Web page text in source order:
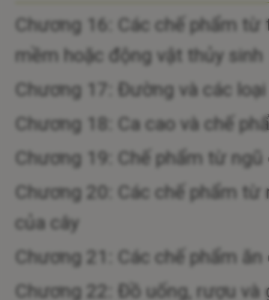
Chương 16: Các chế phẩm
mềm hoặc động vật thủy
Chương 17: Đường và các
Chương 18: Ca cao và chế
Chương 19: Chế phẩm từ
Chương 20: Các chế phẩm từ
của cây
Chương 21: Các chế phẩm
Chương 22: Đồ uống, rượu và